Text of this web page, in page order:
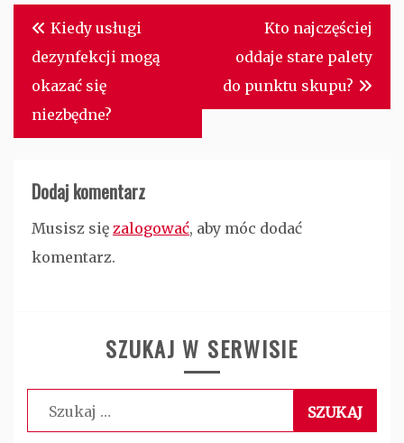
Nawigacja
wpisu
Kiedy usługi
dezynfekcji mogą
okazać się
niezbędne?
Kto najczęściej
oddaje stare palety
do punktu skupu?
Dodaj komentarz
Musisz się zalogować, aby móc dodać
komentarz.
SZUKAJ W SERWISIE
Szukaj: